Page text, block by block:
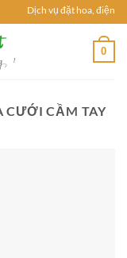
Dịch vụ đặt hoa, điện
0
CƯỚI CẦM TAY